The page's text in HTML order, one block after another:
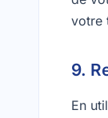
votre
9.
En